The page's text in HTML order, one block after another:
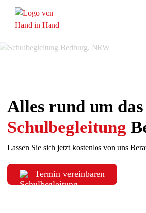
Alles rund um
Schulbegleitung
Lassen Sie sich jetzt kostenlos von uns
Termin vereinbaren